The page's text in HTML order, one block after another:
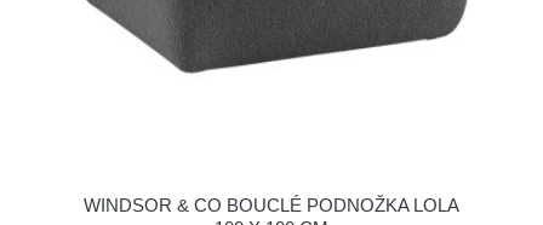
WINDSOR & CO BOUCLÉ PODNOŽKA LOLA